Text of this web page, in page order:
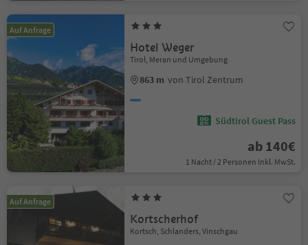
Auf Anfrage
Hotel Weger
Tirol, Meran und Umgebung
863 m von Tirol Zentrum
Südtirol Guest Pass
ab 140€
1 Nacht / 2 Personen Inkl. MwSt.
Auf Anfrage
Kortscherhof
Kortsch, Schlanders, Vinschgau